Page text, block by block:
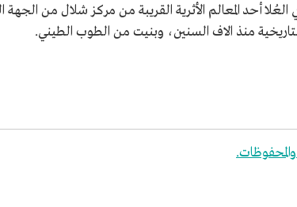
منذ الاف السنين، وبنيت من الطوب الطيني.
والمحفوظات.